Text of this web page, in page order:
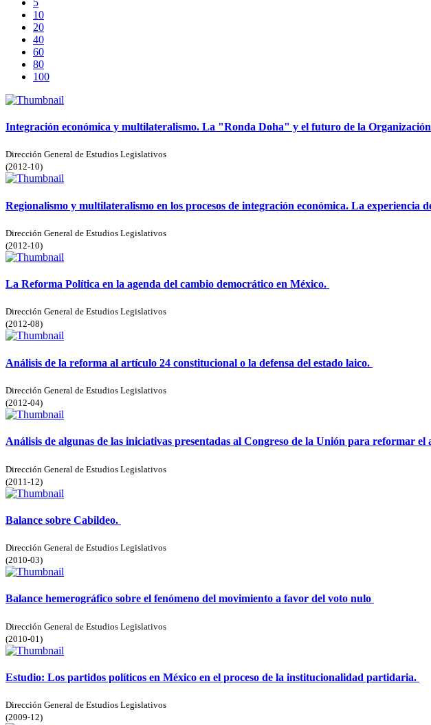
10
20
40
60
80
100
Integración económica y multilateralismo. La "Ronda Doha" y el futuro de la
Dirección General de Estudios Legislativos
(2012-10)
Regionalismo y multilateralismo en los procesos de integración económica. La
Dirección General de Estudios Legislativos
(2012-10)
La Reforma Política en la agenda del cambio democrático en México.
Dirección General de Estudios Legislativos
(2012-08)
Análisis de la reforma al artículo 24 constitucional o la defensa del estado laico.
Dirección General de Estudios Legislativos
(2012-04)
Análisis de algunas de las iniciativas presentadas al Congreso de la Unión para reformar
Dirección General de Estudios Legislativos
(2011-12)
Balance sobre Cabildeo.
Dirección General de Estudios Legislativos
(2010-03)
Balance hemerográfico sobre el fenómeno del movimiento a favor del voto nulo
Dirección General de Estudios Legislativos
(2010-01 )
Estudio: Los partidos políticos en México en el proceso de la institucionalidad partidaria.
Dirección General de Estudios Legislativos
(2009-12)